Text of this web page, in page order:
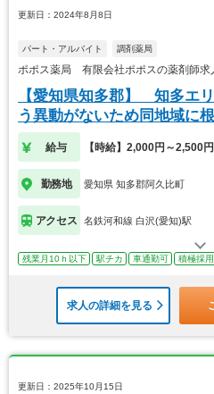
更新日：2024年8月8日
パート・アルバイト 調剤薬局
ポポス薬局 有限会社ポポスの薬剤師求
【愛知県知多郡】 知多エ
う異動がないため同地域に
給与 【時給】2,000円～2,500円
勤務地 愛知県 知多郡阿久比町
アクセス 名鉄河和線 白沢(愛知)駅
残業月10ｈ以下 駅チカ 車通勤可 積極採
求人の詳細を見る
更新日：2025年10月15日